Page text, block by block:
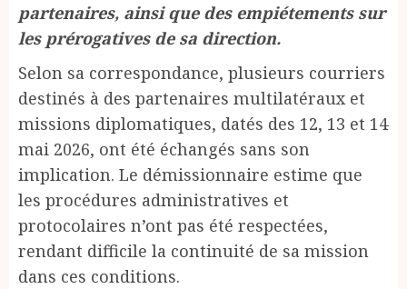
partenaires, ainsi que des empiétements sur
les prérogatives de sa direction.
Selon sa correspondance, plusieurs courriers
destinés à des partenaires multilatéraux et
missions diplomatiques, datés des 12, 13 et 14
mai 2026, ont été échangés sans son
implication. Le démissionnaire estime que
les procédures administratives et
protocolaires n’ont pas été respectées,
rendant difficile la continuité de sa mission
dans ces conditions.